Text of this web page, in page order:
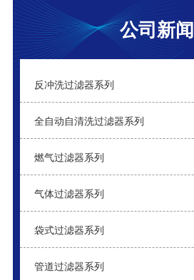
气体过滤器
袋式过滤器
自清洗过滤器
公司新闻
反冲洗过滤器系列
全自动自清洗过滤器系列
燃气过滤器系列
气体过滤器系列
袋式过滤器系列
管道过滤器系列